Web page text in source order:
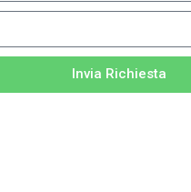
Invia Richiesta